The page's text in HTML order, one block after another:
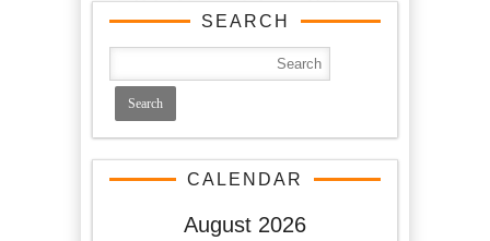
SEARCH
CALENDAR
August 2026